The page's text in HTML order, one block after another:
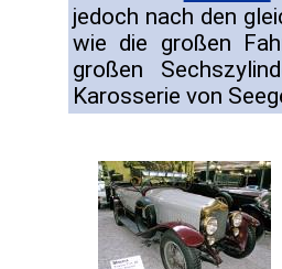
jedoch nach den
wie die großen
großen
Karosserie von